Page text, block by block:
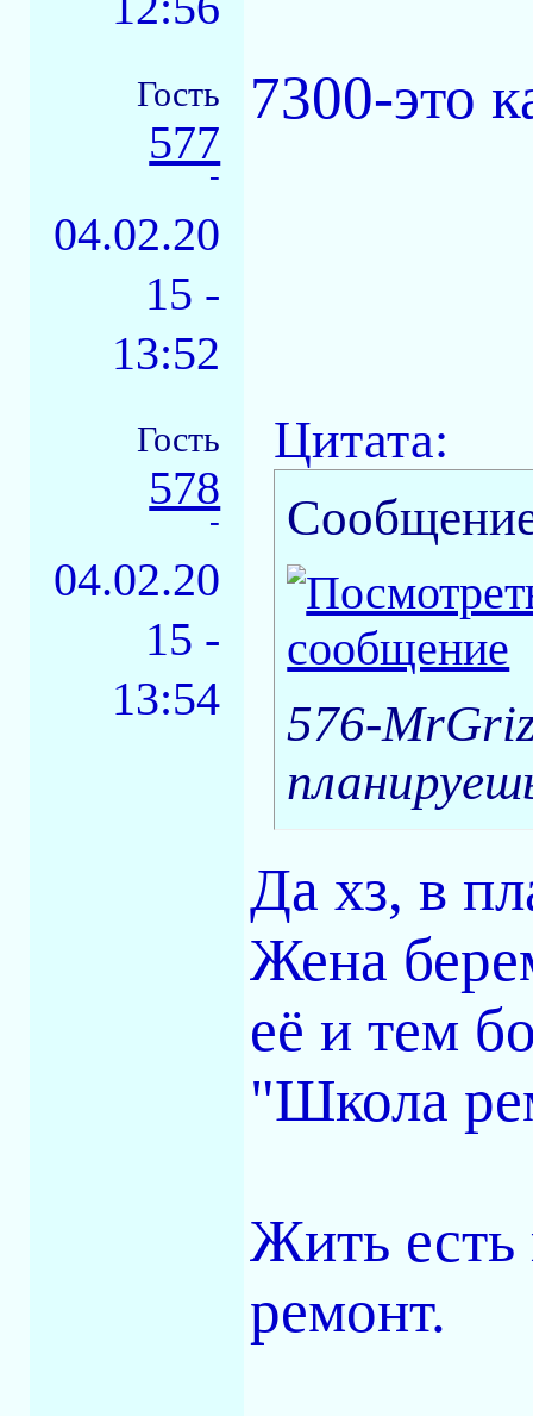
Гость
577
-
04.02.20
15 -
13:52
7300-это
Гость
578
-
04.02.20
15 -
13:54
Цитата:
576-
Да хз, в
Жена
её и тем
"Школа
Жить есть
ремонт.